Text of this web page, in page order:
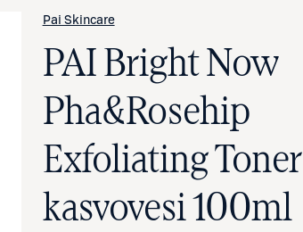
Pai Skincare
PAI Bright Now
Pha&Rosehip
Exfoliating Toner
kasvovesi 100ml